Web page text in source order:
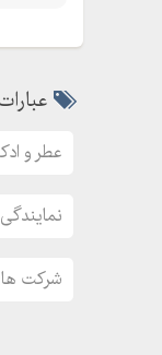
عطر-
بوگیر-
شیشه-عطر
شیشه
بوگیر
خوشبو
عطر و
شرکت